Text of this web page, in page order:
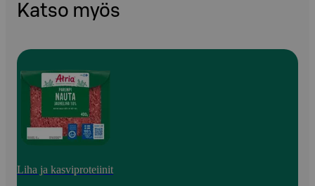
Katso myös
Liha ja kasviproteiinit